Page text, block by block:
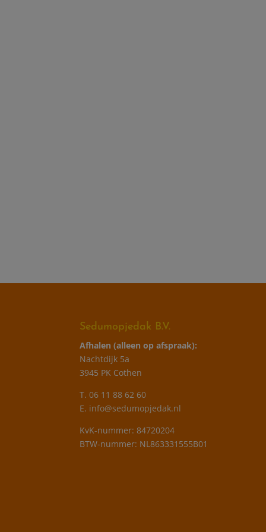
Sedumopjedak B.V.
Afhalen (alleen op afspraak):
Nachtdijk 5a
3945 PK Cothen
T.06 11 88 62 60
E. info@sedumopjedak.nl
KvK-nummer: 84720204
BTW-nummer: NL863331555B01